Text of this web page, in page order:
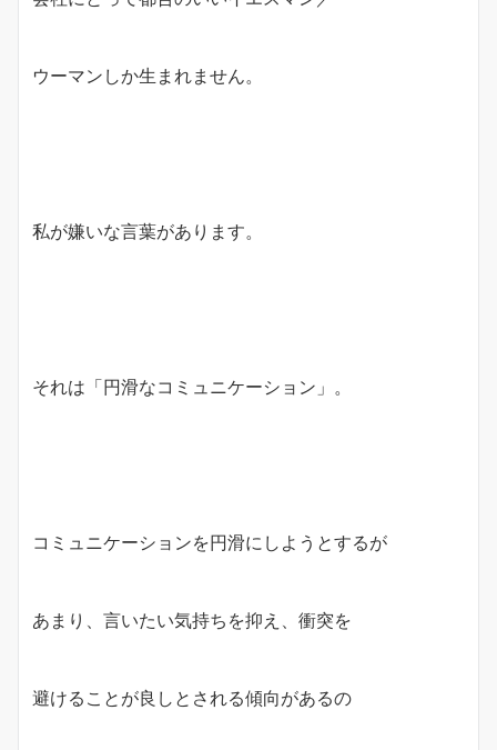
ウーマンしか生まれません。
私が嫌いな言葉があります。
それは「円滑なコミュニケーション」。
コミュニケーションを円滑にしようとするが
あまり、言いたい気持ちを抑え、衝突を
避けることが良しとされる傾向があるの